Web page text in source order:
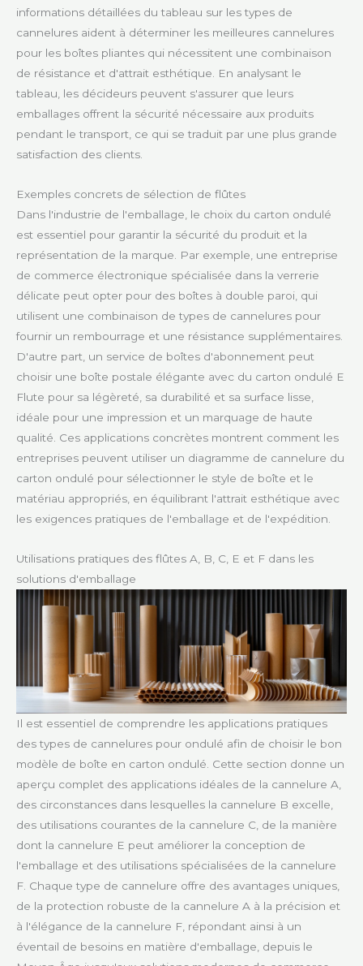
informations détaillées du tableau sur les types de
cannelures aident à déterminer les meilleures cannelures
pour les boîtes pliantes qui nécessitent une combinaison
de résistance et d'attrait esthétique. En analysant le
tableau, les décideurs peuvent s'assurer que leurs
emballages offrent la sécurité nécessaire aux produits
pendant le transport, ce qui se traduit par une plus grande
satisfaction des clients.
Exemples concrets de sélection de flûtes
Dans l'industrie de l'emballage, le choix du carton ondulé
est essentiel pour garantir la sécurité du produit et la
représentation de la marque. Par exemple, une entreprise
de commerce électronique spécialisée dans la verrerie
délicate peut opter pour des boîtes à double paroi, qui
utilisent une combinaison de types de cannelures pour
fournir un rembourrage et une résistance supplémentaires.
D'autre part, un service de boîtes d'abonnement peut
choisir une boîte postale élégante avec du carton ondulé E
Flute pour sa légèreté, sa durabilité et sa surface lisse,
idéale pour une impression et un marquage de haute
qualité. Ces applications concrètes montrent comment les
entreprises peuvent utiliser un diagramme de cannelure du
carton ondulé pour sélectionner le style de boîte et le
matériau appropriés, en équilibrant l'attrait esthétique avec
les exigences pratiques de l'emballage et de l'expédition.
Utilisations pratiques des flûtes A, B, C, E et F dans les
solutions d'emballage
Il est essentiel de comprendre les applications pratiques
des types de cannelures pour ondulé afin de choisir le bon
modèle de boîte en carton ondulé. Cette section donne un
aperçu complet des applications idéales de la cannelure A,
des circonstances dans lesquelles la cannelure B excelle,
des utilisations courantes de la cannelure C, de la manière
dont la cannelure E peut améliorer la conception de
l'emballage et des utilisations spécialisées de la cannelure
F. Chaque type de cannelure offre des avantages uniques,
de la protection robuste de la cannelure A à la précision et
à l'élégance de la cannelure F, répondant ainsi à un
éventail de besoins en matière d'emballage, depuis le